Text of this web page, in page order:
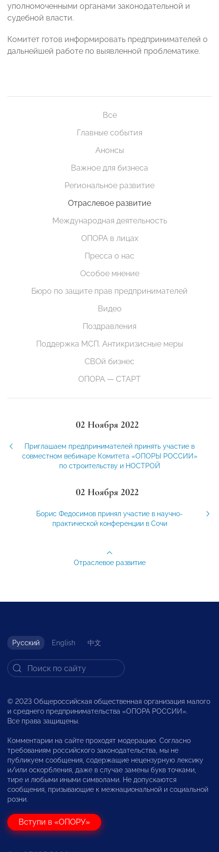
уполномоченными органами законодательной и
судебной власти.
Комитет готов информировать предпринимателей о
дальнейшей работе по выявленной проблематике.
Все
Главные события
Анонсы
Важное для бизнеса
Региональное развитие
Отраслевое развитие
Международная деятельность
ОПОРА в лицах
Пресса о нас
Особое мнение
Бюро по защите прав предпринимателей
Видео
Поздравления
Поддержка МСП. Антикризисные меры
СВОй бизнес
ОПОРА — СТАРТ
02 Ноября 2022
Приглашаем предпринимателей принять участие в
совместном вебинаре Комитета «ОПОРЫ РОССИИ»
по строительству и НОСТРОЙ
02 Ноября 2022
Борис Федосимов принял участие в научно-
практической конференции в Сочи
Отраслевое развитие
Русский English 中文
© 2023 Общероссийская общественная организация малого
и среднего предпринимательства «ОПОРА РОССИИ».
Все права защищены.
Комментарии на сайте проходят модерацию. Согласно
требованиям российского законодательства, мы не
публикуем сообщения, содержащие нецензурную лексику
и/или оскорбления, даже в случае замены букв точками,
тире и любыми иными символами. Не допускаются
сообщения, призывающие к межнациональной и социальной
розни.
Вступи в «ОПОРУ»